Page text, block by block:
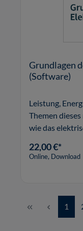
Grundlagen
(Software)
Leistung,
Themen
wie das
22,00 €*
Online, Download
Seite
1